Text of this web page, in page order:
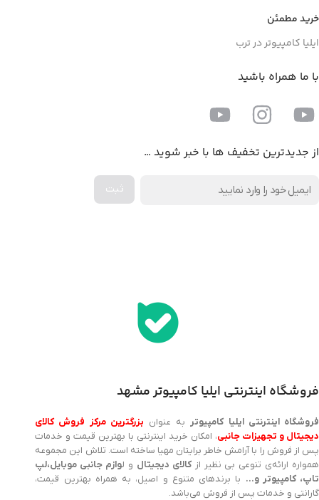
خرید مطمئن
ایلیا کامپیوتر در ترب
با ما همراه باشید
از جدیدترین تخفیف ها با خبر شوید …
فروشگاه اینترنتی ایلیا کامپیوتر مشهد
فروشگاه اینترنتی ایلیا کامپیوتر به عنوان بزرگترین مرکز فروش کالای
دیجیتال و تجهیزات جانبی، امکان خرید اینترنتی با بهترین قیمت و خدمات
پس از فروش را با آرامش خاطر برایتان مهیا ساخته است. تلاش این مجموعه
همواره ارائه‌ی تنوعی بی نظیر ازکالای دیجیتال و لوازم جانبی موبایل،لپ
تاپ، کامپیوتر و… با برندهای متنوع و اصیل، به همراه بهترین قیمت،
گارانتی و خدمات پس از فروش می‌باشد.